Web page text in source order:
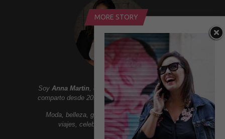
MORE STORY
Soy Anna Martin , creadora deAddict Smile. Aqui
comparto desde 2010 un lifestyle lleno de sonrisas:
Moda, belleza, gastronomia, tendencias, ocio,
viajes, celebrities, lujo y mucho mas.